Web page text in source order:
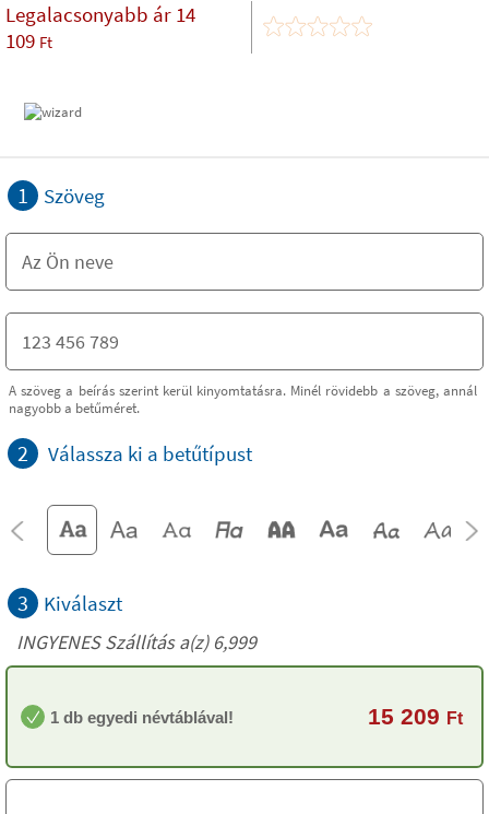
Legalacsonyabb ár 14
109 Ft
1 Szöveg
A szöveg a beírás szerint kerül kinyomtatásra. Minél rövidebb a szöveg, annál
nagyobb a betűméret.
2 Válassza ki a betűtípust
3 Kiválaszt
INGYENES Szállítás a(z) 6,999
1 db egyedi névtáblával! 15 209 Ft